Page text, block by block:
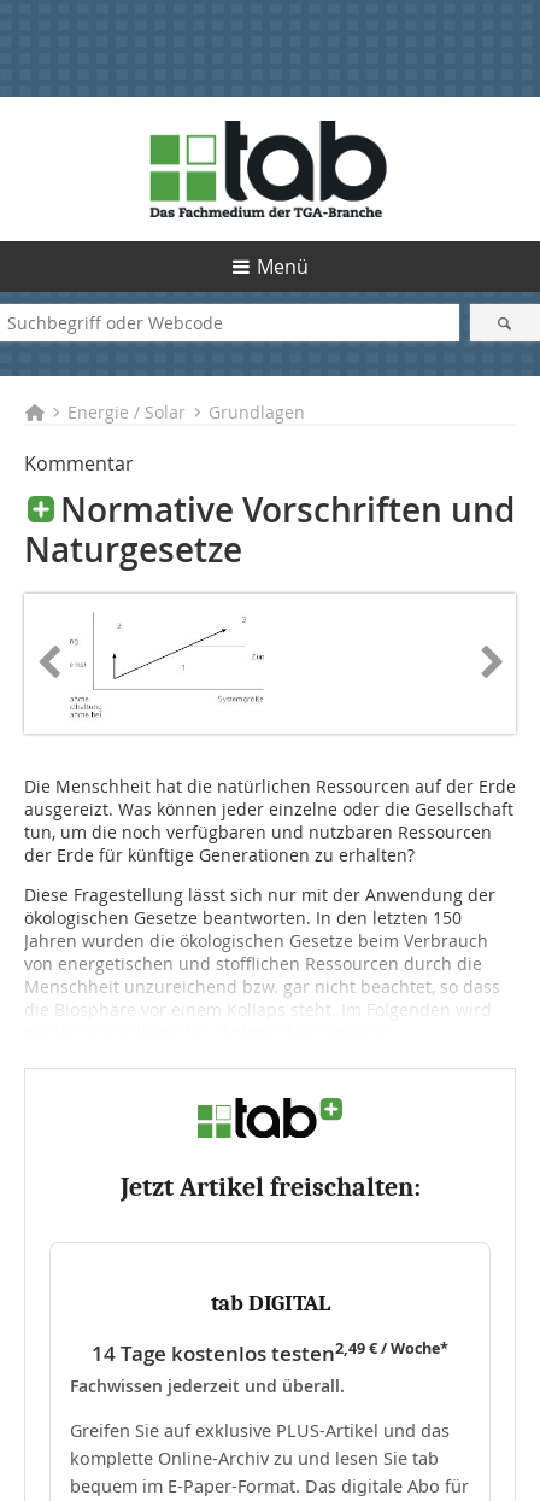
Menü
Energie / Solar Grundlagen
Kommentar
Normative Vorschriften und
Naturgesetze
Die Menschheit hat die natürlichen Ressourcen auf der Erde
ausgereizt. Was können jeder einzelne oder die Gesellschaft
tun, um die noch verfügbaren und nutzbaren Ressourcen
der Erde für künftige Generationen zu erhalten?
Diese Fragestellung lässt sich nur mit der Anwendung der
ökologischen Gesetze beantworten. In den letzten 150
Jahren wurden die ökologischen Gesetze beim Verbrauch
von energetischen und stofflichen Ressourcen durch die
Menschheit unzureichend bzw. gar nicht beachtet, so dass
die Biosphäre vor einem Kollaps steht. Im Folgenden wird
Jetzt Artikel freischalten:
tab DIGITAL
14 Tage kostenlos testen2,49 € / Woche*
Fachwissen jederzeit und überall.
Greifen Sie auf exklusive PLUS-Artikel und das
komplette Online-Archiv zu und lesen Sie tab
bequem im E-Paper-Format. Das digitale Abo für